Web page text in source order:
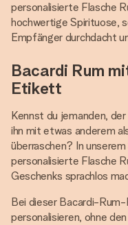
personalisierte Flasche
hochwertige Spirituose,
Empfänger durchdacht
Bacardi Rum
Etikett
Kennst du jemanden,
ihn mit etwas anderem
überraschen? In
personalisierte Flasche
Geschenks sprachlos
Bei dieser Bacardi-
personalisieren, ohne